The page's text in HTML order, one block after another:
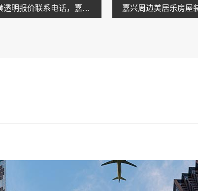
家庭装潢透明报价联系电话，嘉兴美居乐建材科技有限公司公开透明